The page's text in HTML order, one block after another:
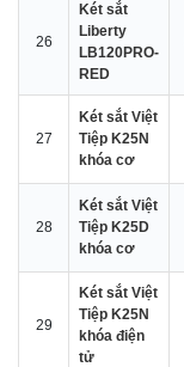
26
Két sắt
Liberty
LB120PRO-
RED
27
Két sắt Việt
Tiệp K25N
khóa cơ
28
Két sắt Việt
Tiệp K25D
khóa cơ
29
Két sắt Việt
Tiệp K25N
khóa điện
tử